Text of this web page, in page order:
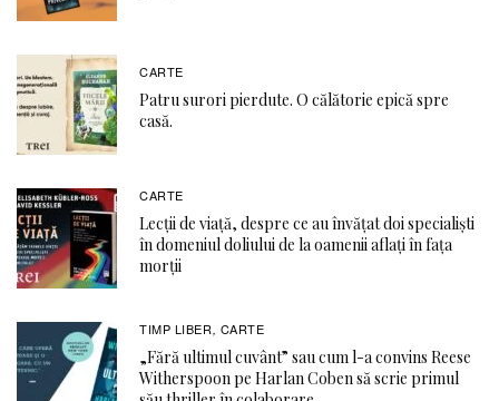
CARTE
Patru surori pierdute. O călătorie epică spre
casă.
CARTE
Lecții de viață, despre ce au învățat doi specialiști
în domeniul doliului de la oamenii aflați în fața
morții
TIMP LIBER , CARTE
„Fără ultimul cuvânt” sau cum l-a convins Reese
Witherspoon pe Harlan Coben să scrie primul